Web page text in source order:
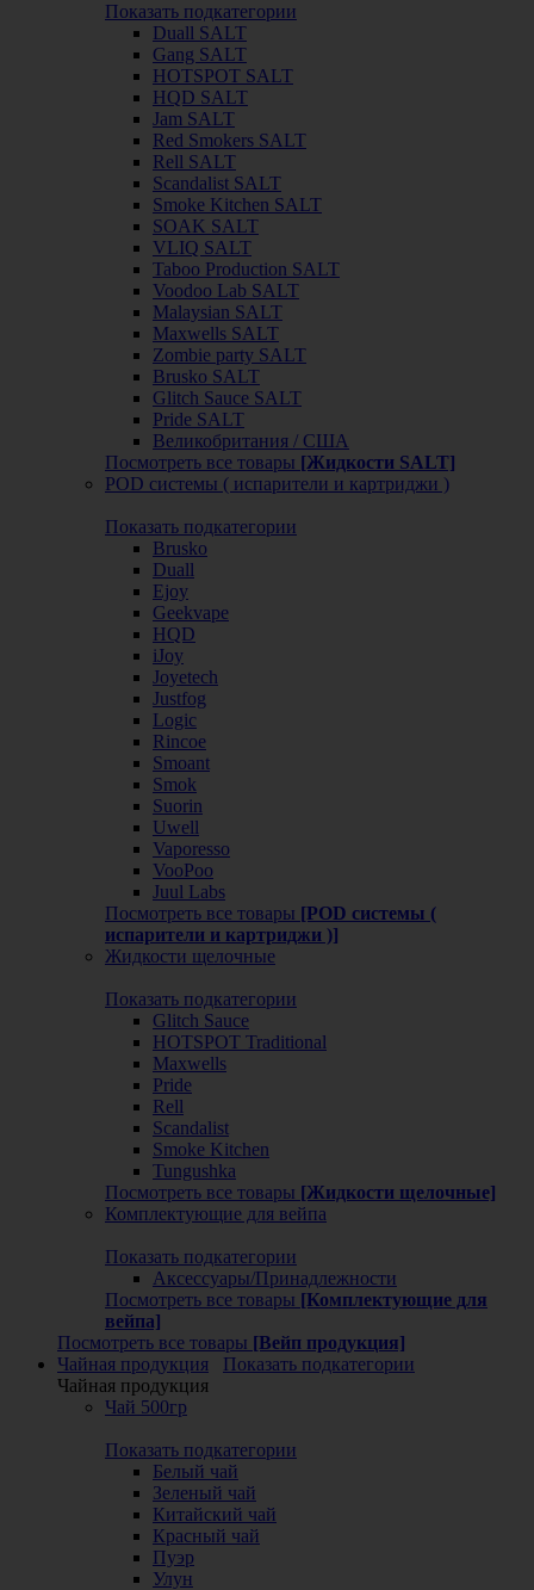
Показать подкатегории
Duall SALT
Gang SALT
HOTSPOT SALT
HQD SALT
Jam SALT
Red Smokers SALT
Rell SALT
Scandalist SALT
Smoke Kitchen SALT
SOAK SALT
VLIQ SALT
Taboo Production SALT
Voodoo Lab SALT
Malaysian SALT
Maxwells SALT
Zombie party SALT
Brusko SALT
Glitch Sauce SALT
Pride SALT
Великобритания / США
Посмотреть все товары [Жидкости SALT]
POD системы ( испарители и картриджи )
Показать подкатегории
Brusko
Duall
Ejoy
Geekvape
HQD
iJoy
Joyetech
Justfog
Logic
Rincoe
Smoant
Smok
Suorin
Uwell
Vaporesso
VooPoo
Juul Labs
Посмотреть все товары [POD системы (
испарители и картриджи )]
Жидкости щелочные
Показать подкатегории
Glitch Sauce
HOTSPOT Traditional
Maxwells
Pride
Rell
Scandalist
Smoke Kitchen
Tungushka
Посмотреть все товары [Жидкости щелочные]
Комплектующие для вейпа
Показать подкатегории
Аксессуары/Принадлежности
Посмотреть все товары [Комплектующие для
вейпа]
Посмотреть все товары [Вейп продукция]
Чайная продукция
Показать подкатегории
Чайная продукция
Чай 500гр
Показать подкатегории
Белый чай
Зеленый чай
Китайский чай
Красный чай
Пуэр
Улун